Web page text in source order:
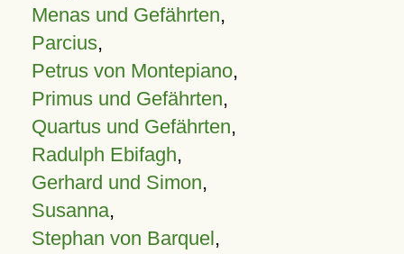
Menas und Gefährten,
Parcius,
Petrus von Montepiano,
Primus und Gefährten,
Quartus und Gefährten,
Radulph Ebifagh,
Gerhard und Simon,
Susanna,
Stephan von Barquel,